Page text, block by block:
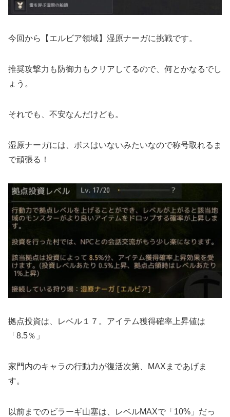
今回から【エルビア領域】湿原ナーガに挑戦です。
推奨攻撃力も防御力もクリアしてるので、何とかなるでし
ょう。
それでも、不安なんだけども。
湿原ナーガには、ボスはいないみたいなので称号取れるま
で頑張る！
拠点投資は、レベル１７。アイテム獲得確率上昇値は
「8.5％」
家門内のキャラの行動力が復活次第、MAXまであげま
す。
以前までのビラーギ山塞は、レベルMAXで「10%」だっ